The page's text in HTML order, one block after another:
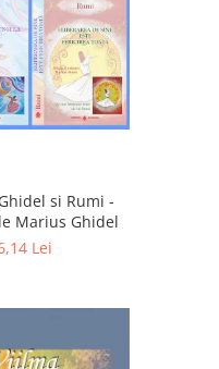
si Rumi -
Marius Ghidel
Lei